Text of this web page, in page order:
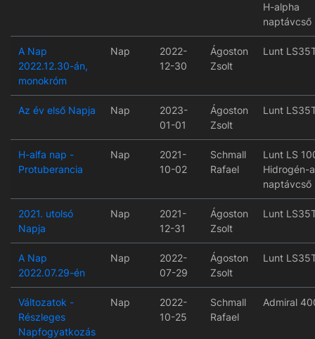
H-alpha
naptávcső
A Nap
2022.12.30-án,
monokróm
Nap
2022-
12-30
Ágoston
Zsolt
Lunt
Az év első Napja Nap
2023-
01-01
Ágoston
Zsolt
Lunt
H-alfa nap -
Protuberancia
Nap
2021-
10-02
Schmall
Rafael
Lunt LS
Hidrogén-
naptávcső
2021. utolsó
Napja
Nap
2021-
12-31
Ágoston
Zsolt
Lunt
A Nap
2022.07.29-én
Nap
2022-
07-29
Ágoston
Zsolt
Lunt
Változatok -
Részleges
Napfogyatkozás
Nap
2022-
10-25
Schmall
Rafael
Admiral